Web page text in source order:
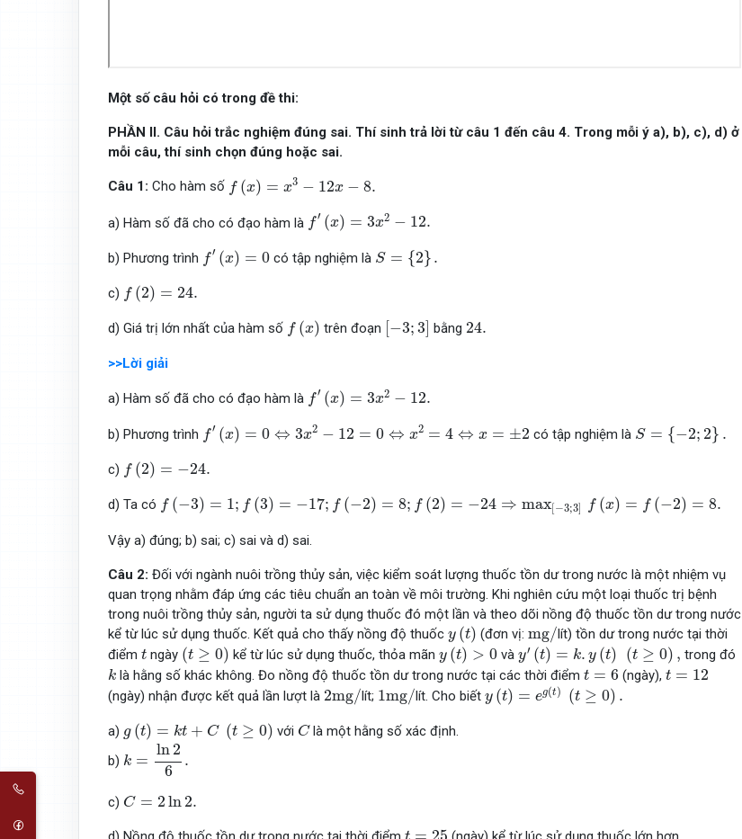
Một số câu hỏi có trong đề thi:
PHẦN II. Câu hỏi trắc nghiệm đúng sai. Thí sinh trả lời từ câu 1 đến câu 4. Trong mỗi ý a), b), c), d) ở
mỗi câu, thí sinh chọn đúng hoặc sai.
Câu 1: Cho hàm số f (x) = x3 − 12x − 8.
f( x = 12 −8.
a) Hàm số đã cho có đạo hàm là f′ (x) = 3x2 − 12.
f′( x = 2− 12.
b) Phương trình f′ (x) = 0
f′( x =
có tập nghiệm là S = {2}.
S= }.
c) f (2) = 24.
f( 2)= 24.
d) Giá trị lớn nhất của hàm số f (x)
f( x) trên đoạn −3;3
[− 3;3] bằng 24.
24.
>>Lời giải
a) Hàm số đã cho có đạo hàm là f′ (x) = 3x2 − 12.
f′( x = 2− 12.
b) Phương trình f′ (x) = 0 ⇔ 3x2 − 12 = 0 ⇔ x2 = 4 ⇔ x = ±2
f′( x = ⇔3 −12 ⇔x 4 ±
có tập nghiệm là S = {−2; 2} .
S= 2 2}
c) f (2) = −24.
f( 2)=
d) Ta có f (−3) = 1; f (3) = −17; f (−2) = 8; f (2) = −24 ⇒ max[ −3;3] f (x) = f (−2) = 8.
f( − )= 3 =−17 2)=8 f (2 =− ⇒ max[ f(x =
Vậy a) đúng; b) sai; c) sai và d) sai.
Câu 2: Đối với ngành nuôi trồng thủy sản, việc kiểm soát lượng thuốc tồn dư trong nước là một nhiệm vụ
quan trọng nhằm đáp ứng các tiêu chuẩn an toàn về môi trường. Khi nghiên cứu một loại thuốc trị bệnh
trong nuôi trồng thủy sản, người ta sử dụng thuốc đó một lần và theo dõi nồng độ thuốc tồn dư trong nước
kể từ lúc sử dụng thuốc. Kết quả cho thấy nồng độ thuốc y (t)
t) (đơn vị:mg/
/lít) tồn dư trong nước tại thời
điểm t
t ngày (t ≥ 0)
(t ≥0 kể từ lúc sử dụng thuốc, thỏa mãn y (t) > 0
(t)> 0 và y′ (t) = k. y (t) (t ≥ 0) ,
y ′( t)= y (t t≥0 trong đó
k
k là hằng số khác không. Đo nồng độ thuốc tồn dư trong nước tại các thời điểm t = 6
t= 6 (ngày), t = 12
t= 12
(ngày) nhận được kết quả lần lượt là 2mg/
2mg / lít; 1mg/
1mg / lít. Cho biết y (t) = eg(t) (t ≥ 0) .
y(t)=e g(t)(t≥0 ).
a) g (t) = kt + C (t ≥ 0)
g (t)= +C ( ≥0 với C
Clà một hằng số xác định.
b) k =
ln 2
6
.
k = ln 26
c) C = 2ln 2.
C= ln2.
t =25